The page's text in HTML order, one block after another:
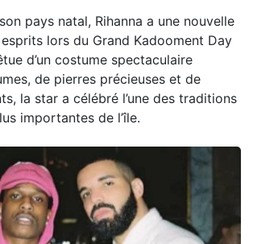
pays natal, Rihanna a une nouvelle
lors du Grand Kadooment Day
d’un costume spectaculaire
de pierres précieuses et de
la star a célébré l’une des traditions
importantes de l’île.